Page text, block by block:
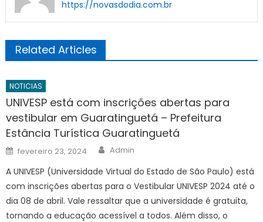
https://novasdodia.com.br
Related Articles
NOTICIAS
UNIVESP está com inscrições abertas para
vestibular em Guaratinguetá – Prefeitura
Estância Turística Guaratinguetá
Posted
on
fevereiro 23, 2024 Author
Admin
A UNIVESP (Universidade Virtual do Estado de São Paulo) está
com inscrições abertas para o Vestibular UNIVESP 2024 até o
dia 08 de abril. Vale ressaltar que a universidade é gratuita,
tornando a educação acessível a todos. Além disso, o